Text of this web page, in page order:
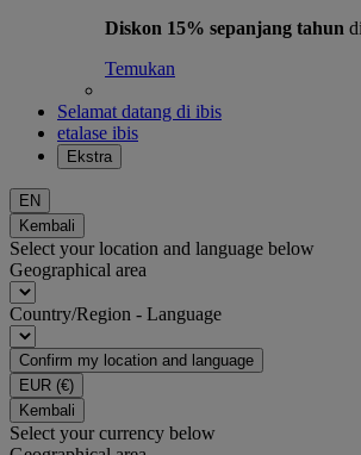
Diskon 15% sepanjang tahun
Temukan
Selamat datang di ibis
etalase ibis
Ekstra
EN
Kembali
Select your location and language below
Geographical area
Country/Region - Language
Confirm my location and language
EUR (€)
Kembali
Select your currency below